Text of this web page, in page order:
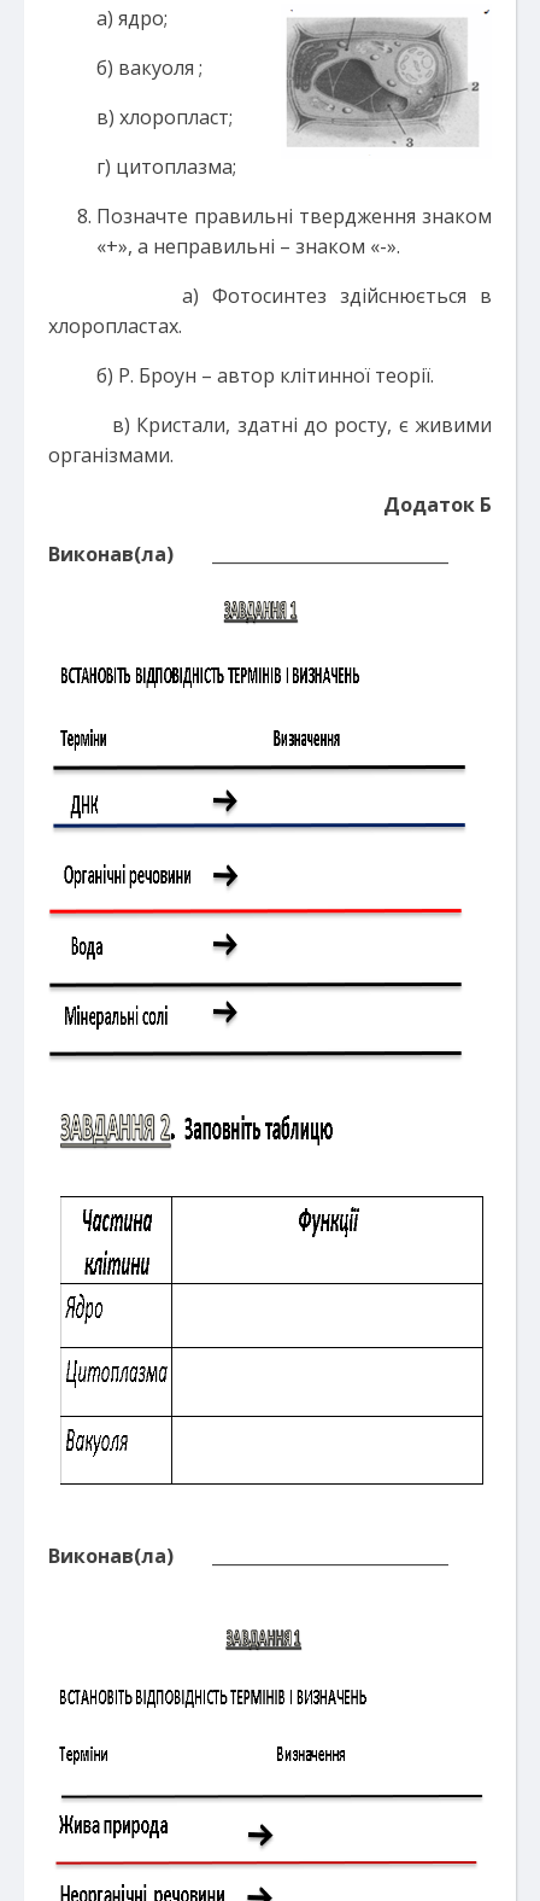
а) ядро;
б) вакуоля ;
в) хлоропласт;
г) цитоплазма;
Позначте правильні твердження знаком
«+», а неправильні – знаком «-».
а) Фотосинтез здійснюється в
хлоропластах.
б) Р. Броун – автор клітинної теорії.
в) Кристали, здатні до росту, є живими
організмами.
Додаток Б
Виконав(ла) ____________________________
Виконав(ла) ____________________________